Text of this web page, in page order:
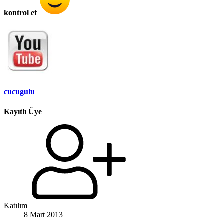
kontrol et
cucugulu
Kayıtlı Üye
Katılım
8 Mart 2013